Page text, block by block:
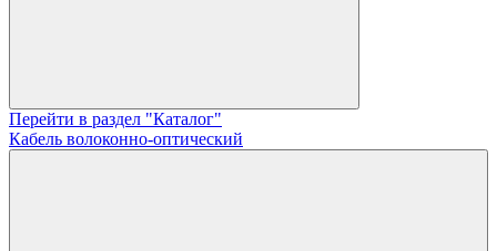
Перейти в раздел "Каталог"
Кабель волоконно-оптический